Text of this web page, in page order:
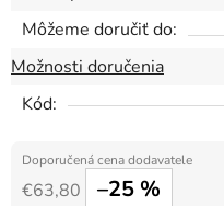
Môžeme doručiť do:
Možnosti doručenia
Kód:
€63,80 –25 %